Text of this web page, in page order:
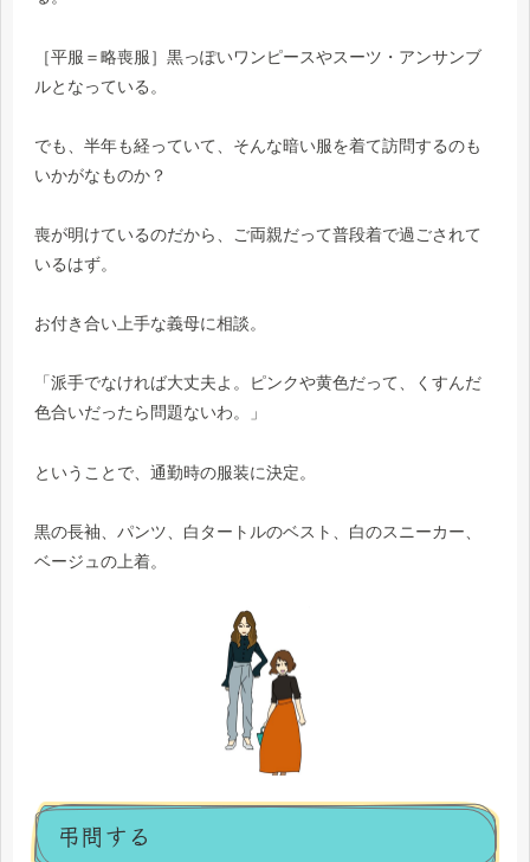
［平服＝略喪服］黒っぽいワンピースやスーツ・アンサンブ
ルとなっている。
でも、半年も経っていて、そんな暗い服を着て訪問するのも
いかがなものか？
喪が明けているのだから、ご両親だって普段着で過ごされて
いるはず。
お付き合い上手な義母に相談。
「派手でなければ大丈夫よ。ピンクや黄色だって、くすんだ
色合いだったら問題ないわ。」
ということで、通勤時の服装に決定。
黒の長袖、パンツ、白タートルのベスト、白のスニーカー、
ベージュの上着。
弔問する